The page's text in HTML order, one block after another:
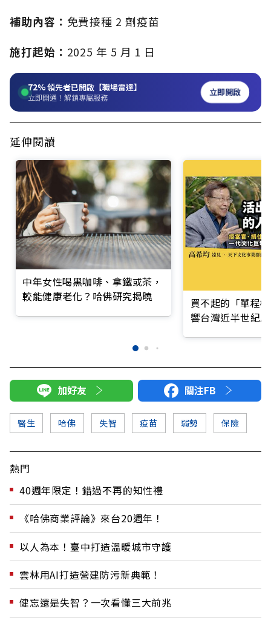
補助內容： 免費接種 2 劑疫苗
施打起始： 2025 年 5 月 1 日
72%領先者已開啟【職場雷達】
立即開通！解鎖專屬服務 立即開啟
延伸閱讀
中年女性喝黑咖啡、拿鐵或茶，
較能健康老化？哈佛研究揭曉
買不起的「單程
響台灣近半世紀
加好友 關注FB
醫生 哈佛 失智 疫苗 弱勢 保險
熱門
40週年限定！錯過不再的知性禮
《哈佛商業評論》來台20週年！
以人為本！臺中打造溫暖城市守護
雲林用AI打造營建防污新典範！
健忘還是失智？一次看懂三大前兆